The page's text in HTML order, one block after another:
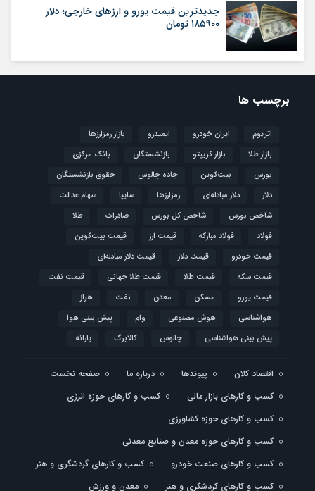
جدیدترین قیمت یورو و ارزهای خارجی؛ دلار
۱۸۵۹۰۰ تومان
برچسب ها
اتریوم ایران خودرو ایمیدرو
بازار رمزارزها
بازار طلا
بازار کریپتو بازنشستگان
بانک مرکزی
بورس
بیت‌کوین جاده چالوس
حقوق بازنشستگان
دلار
دلار مبادله‌ای رمزارزها سایپا
سهام عدالت
شاخص بورس
شاخص کل بورس صادرات
طلا
فولاد
فولاد مبارکه قیمت ارز
قیمت بیت‌کوین
قیمت خودرو
قیمت دلار
قیمت دلار مبادله‌ای
قیمت سکه
قیمت طلا قیمت طلا جهانی
قیمت نفت
قیمت یورو
مسکن معدن نفت
هراز
هواشناسی
هوش مصنوعی وام
پیش بینی هوا
پیش بینی هواشناسی
چالوس کالابرگ یارانه
اقتصاد کلان پیوندها درباره ما
صفحه نخست
کسب و کارهای بازار مالی
کسب و کارهای حوزه انرژی
کسب و کارهای حوزه کشاورزی
کسب و کارهای حوزه معدن و صنایع معدنی
کسب و کارهای صنعت خودرو
کسب و کارهای گردشگری و هنر
کسب و کارهای گردشگری و هنر
معدن و ورزش